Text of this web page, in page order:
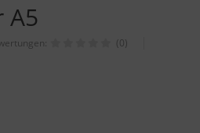
A5
(0)